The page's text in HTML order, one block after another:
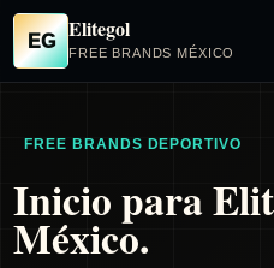
EG Elitegol
FREE BRANDS MÉXICO
FREE BRANDS DEPORTIVO
Inicio para
México.